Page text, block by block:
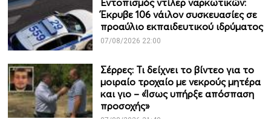
Έκρυβε 106 νάιλον συσκευασίες σε
προαύλιο εκπαιδευτικού ιδρύματος
07/08/2026 22:00
Σέρρες: Τι δείχνει το βίντεο για το
μοιραίο τροχαίο με νεκρούς μητέρα
και γιο – «Ίσως υπήρξε απόσπαση
προσοχής»